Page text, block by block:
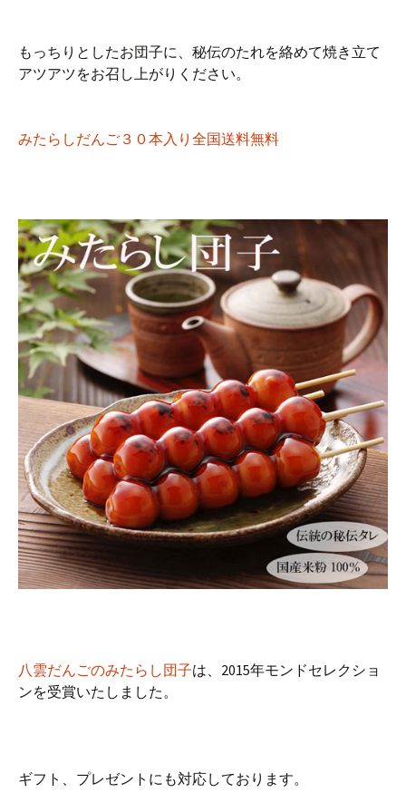
もっちりとしたお団子に、秘伝のたれを絡めて焼き立て
アツアツをお召し上がりください。
みたらしだんご３０本入り全国送料無料
八雲だんごのみたらし団子は、2015年モンドセレクショ
ンを受賞いたしました。
ギフト、プレゼントにも対応しております。